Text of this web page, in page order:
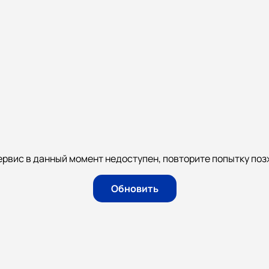
в данный момент недоступен, повторите попытку
Обновить